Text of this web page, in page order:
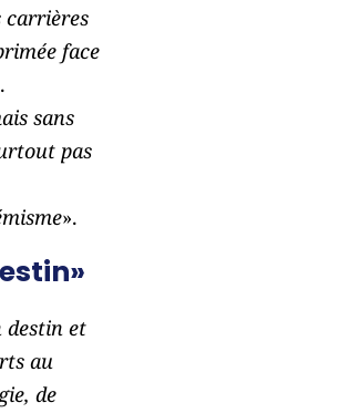
carrières
face
sans
pas
».
destin et
au
de